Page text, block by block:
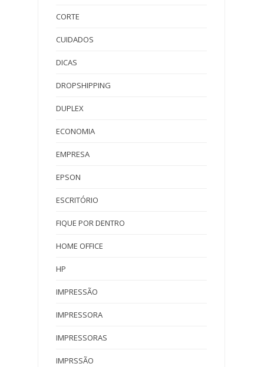
CORTE
CUIDADOS
DICAS
DROPSHIPPING
DUPLEX
ECONOMIA
EMPRESA
EPSON
ESCRITÓRIO
FIQUE POR DENTRO
HOME OFFICE
HP
IMPRESSÃO
IMPRESSORA
IMPRESSORAS
IMPRSSÃO